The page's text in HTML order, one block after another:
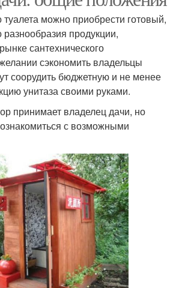
туалета можно приобрести готовый,
продукции,
сантехнического
сэкономить владельцы
соорудить бюджетную и не менее
унитаза своими руками.
принимает владелец дачи, но
с возможными